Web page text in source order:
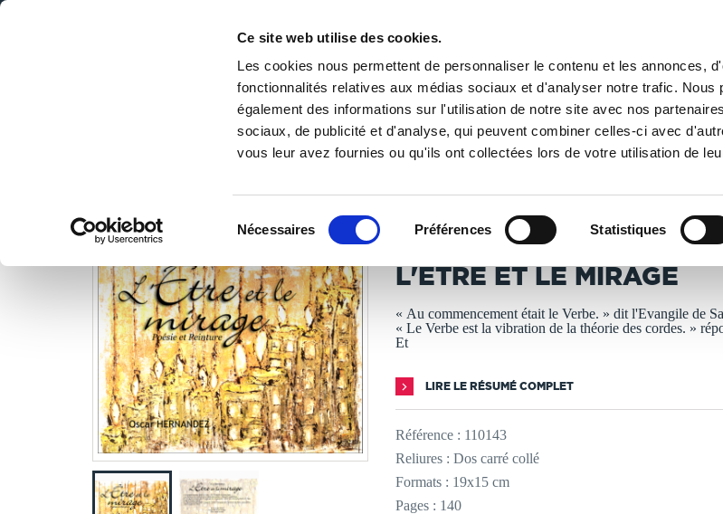
Ce site web utilise des cookies.
Les cookies nous permettent de personnaliser le contenu et les annonces,
fonctionnalités relatives aux médias sociaux et d'analyser notre trafic. Nous
également des informations sur l'utilisation de notre site avec nos
sociaux, de publicité et d'analyse, qui peuvent combiner celles-ci avec
vous leur avez fournies ou qu'ils ont collectées lors de votre utilisation de
Nécessaires Préférences Statistiques
DE LA PAGE BLANCHE... AU BEST SELLER
PUBLIER UN LIVRE LIBRAIRIE
/ Littérature / Poésies / L'Etre et le mirage
LES LIVRES SONT IMPRIMÉS À LA DEMANDE - DÉLAI
OSCAR HERNANDEZ
L'ETRE ET LE MIRAGE
« Au commencement était le Verbe. » dit l'Evangile de
« Le Verbe est la vibration de la théorie des cordes. »
Et
LIRE LE RÉSUMÉ COMPLET
Référence : 110143
Reliures : Dos carré collé
Formats : 19x15 cm
Pages : 140